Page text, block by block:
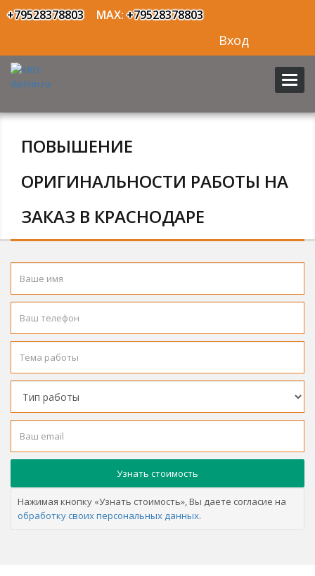
+79528378803 MAX:+79528378803
Вход
ПОВЫШЕНИЕ
ОРИГИНАЛЬНОСТИ РАБОТЫ НА
ЗАКАЗ В КРАСНОДАРЕ
Нажимая кнопку «Узнать стоимость», Вы даете согласие на
обработку своих персональных данных.